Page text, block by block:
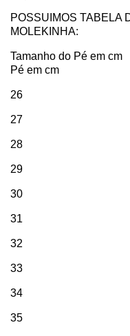
POSSUIMOS TABELA
MOLEKINHA:
Tamanho do Pé
Pé em cm
26
27
28
29
30
31
32
33
34
35